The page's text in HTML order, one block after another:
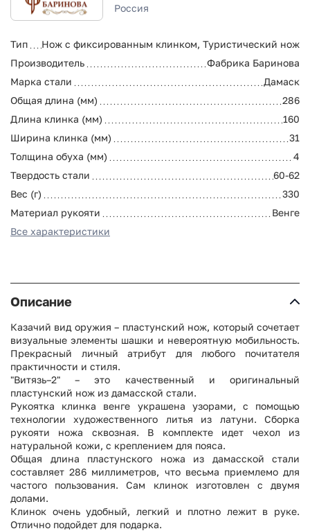
Россия
Тип
Нож с фиксированным клинком, Туристический нож
Производитель
Фабрика Баринова
Марка стали
Дамаск
Общая длина (мм)
286
Длина клинка (мм)
160
Ширина клинка (мм)
31
Толщина обуха (мм)
4
Твердость стали
60-62
Вес (г)
330
Материал рукояти
Венге
Все характеристики
Описание
Казачий вид оружия – пластунский нож, который сочетает
визуальные элементы шашки и невероятную мобильность.
Прекрасный личный атрибут для любого почитателя
практичности и стиля.
"Витязь–2" – это качественный и оригинальный
пластунский нож из дамасской стали.
Рукоятка клинка венге украшена узорами, с помощью
технологии художественного литья из латуни. Сборка
рукояти ножа сквозная. В комплекте идет чехол из
натуральной кожи, с креплением для пояса.
Общая длина пластунского ножа из дамасской стали
составляет 286 миллиметров, что весьма приемлемо для
частого пользования. Сам клинок изготовлен с двумя
долами.
Клинок очень удобный, легкий и плотно лежит в руке.
Отлично подойдет для подарка.